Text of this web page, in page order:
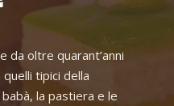
da oltre quarant’anni
quelli tipici della
la pastiera e le